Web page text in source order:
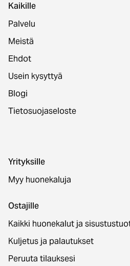
Kaikille
Palvelu
Meistä
Ehdot
Usein kysyttyä
Blogi
Tietosuojaseloste
Yrityksille
Myy huonekaluja
Ostajille
Kaikki huonekalut ja
Kuljetus ja palautukset
Peruuta tilauksesi